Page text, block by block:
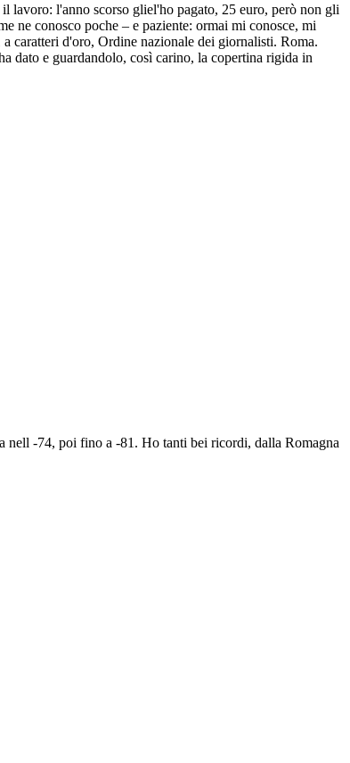
lavoro: l'anno scorso gliel'ho pagato, 25 euro, però non gli
ne conosco poche – e paziente: ormai mi conosce, mi
caratteri d'oro, Ordine nazionale dei giornalisti. Roma.
dato e guardandolo, così carino, la copertina rigida in
nell -74, poi fino a -81. Ho tanti bei ricordi, dalla Romagna